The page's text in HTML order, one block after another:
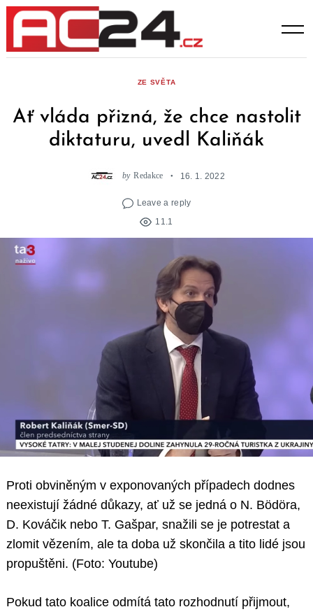
Skip
content
ZE SVĚTA
Ať vláda přizná, že chce nastolit
diktaturu, uvedl Kaliňák
by Redakce 16. 1. 2022
Leave a reply
11.1
Proti obviněným v exponovaných případech dodnes
neexistují žádné důkazy, ať už se jedná o N. Bödöra,
D. Kováčik nebo T. Gašpar, snažili se je potrestat a
zlomit vězením, ale ta doba už skončila a tito lidé jsou
propuštěni. (Foto: Youtube)
Pokud tato koalice odmítá tato rozhodnutí přijmout,